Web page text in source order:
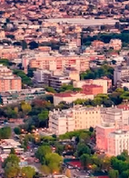
Area riservata Buyer